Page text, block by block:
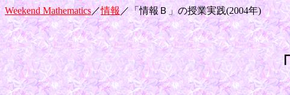
Weekend Mathematics／情報／「情報Ｂ」の授業実践(2004年)